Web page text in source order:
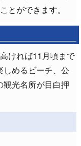
とができます。
ければ11月頃まで
めるビーチ、公
観光名所が目白押